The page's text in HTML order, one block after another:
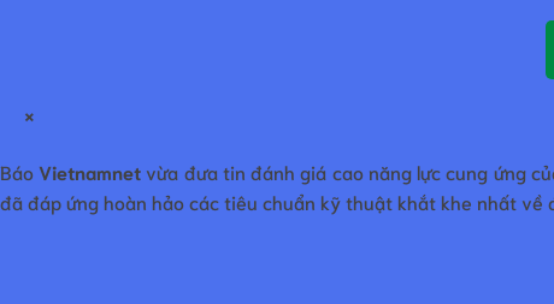
×
BáoVietnamnetvừa đưa tin đánh giá cao năng lực cung ứng
đã đáp ứng hoàn hảo các tiêu chuẩn kỹ thuật khắt khe nhất